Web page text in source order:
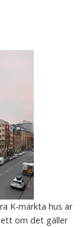
K-märkta hus är
om det gäller